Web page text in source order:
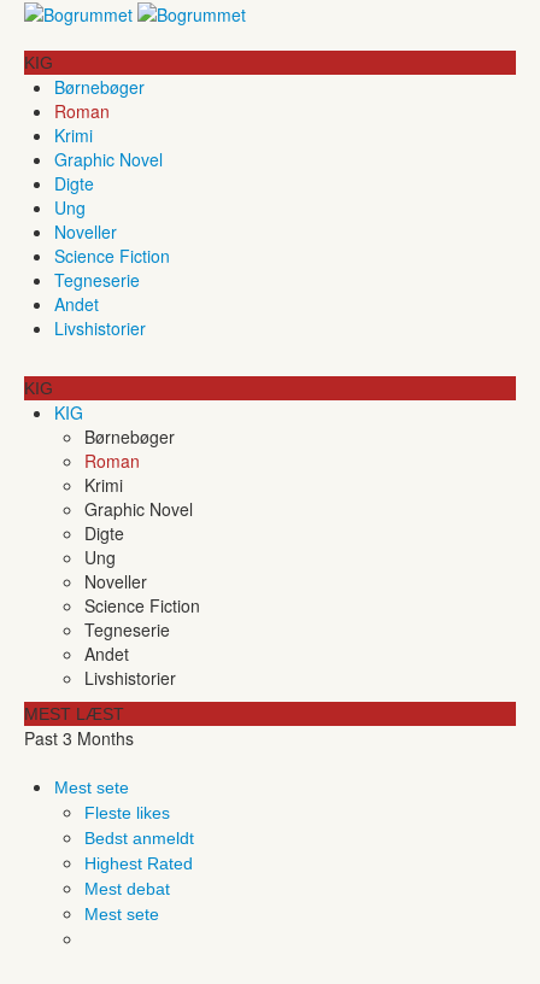
KIG
Børnebøger
Roman
Krimi
Graphic Novel
Digte
Ung
Noveller
Science Fiction
Tegneserie
Andet
Livshistorier
KIG
KIG
Børnebøger
Roman
Krimi
Graphic Novel
Digte
Ung
Noveller
Science Fiction
Tegneserie
Andet
Livshistorier
MEST LÆST
Past 3 Months
Mest sete
Fleste likes
Bedst anmeldt
Highest Rated
Mest debat
Mest sete